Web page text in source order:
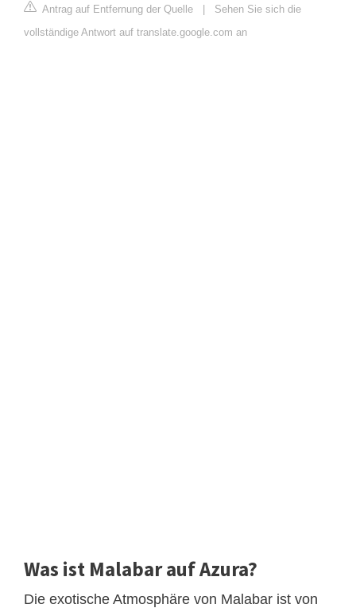
Antrag auf Entfernung der Quelle | Sehen Sie sich die
vollständige Antwort auf translate.google.com an
Was ist Malabar auf Azura?
Die exotische Atmosphäre von Malabar ist von